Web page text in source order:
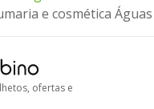
e cosmética
ofertas e